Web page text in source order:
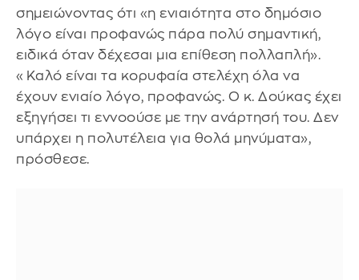
σημειώνοντας ότι «η ενιαιότητα στο δημόσιο
λόγο είναι προφανώς πάρα πολύ σημαντική,
ειδικά όταν δέχεσαι μια επίθεση πολλαπλή».
«Καλό είναι τα κορυφαία στελέχη όλα να
έχουν ενιαίο λόγο, προφανώς. Ο κ. Δούκας έχει
εξηγήσει τι εννοούσε με την ανάρτησή του. Δεν
υπάρχει η πολυτέλεια για θολά μηνύματα»,
πρόσθεσε.